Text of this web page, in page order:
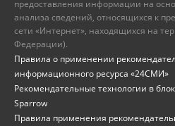
предоставления информации на
анализа сведений, относящихся к
сети «Интернет», находящихся на
Федерации).
Правила о применении
информационного ресурса «24СМИ»
Рекомендательные технологии в
Sparrow
Правила применения